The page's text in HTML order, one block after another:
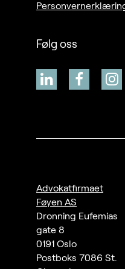
Følg oss
Advokatfirmaet
Føyen AS
Dronning Eufemias
gate 8
0191 Oslo
Postboks 7086 St.